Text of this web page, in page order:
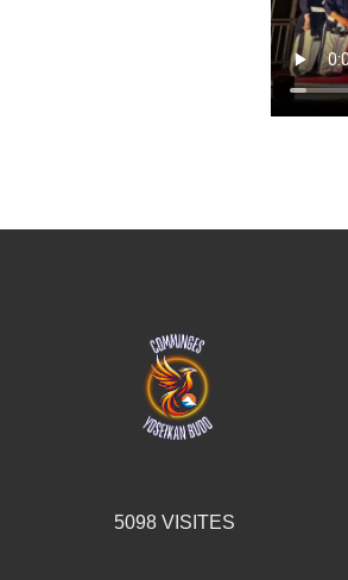
5098 VISITES